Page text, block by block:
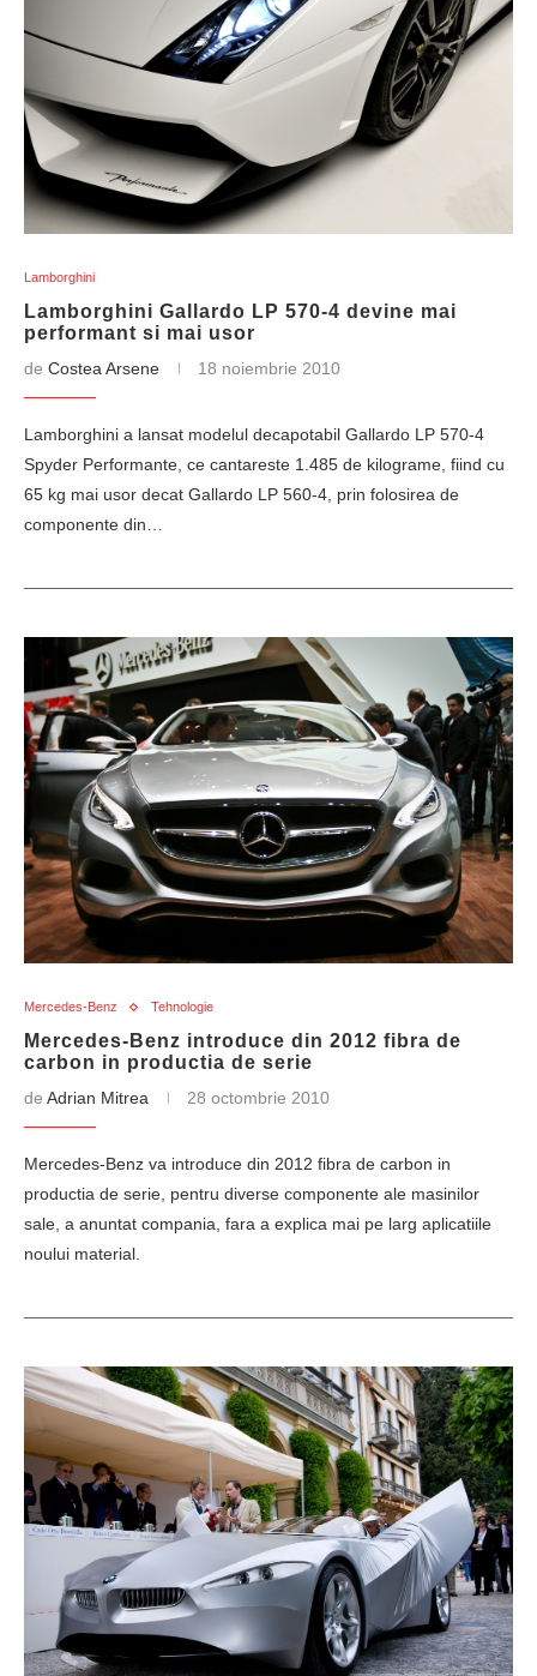
Lamborghini
Lamborghini Gallardo LP 570-4 devine mai
performant si mai usor
de Costea Arsene 18 noiembrie 2010
Lamborghini a lansat modelul decapotabil Gallardo LP 570-4
Spyder Performante, ce cantareste 1.485 de kilograme, fiind cu
65 kg mai usor decat Gallardo LP 560-4, prin folosirea de
componente din…
Mercedes-Benz Tehnologie
Mercedes-Benz introduce din 2012 fibra de
carbon in productia de serie
de Adrian Mitrea 28 octombrie 2010
Mercedes-Benz va introduce din 2012 fibra de carbon in
productia de serie, pentru diverse componente ale masinilor
sale, a anuntat compania, fara a explica mai pe larg aplicatiile
noului material.